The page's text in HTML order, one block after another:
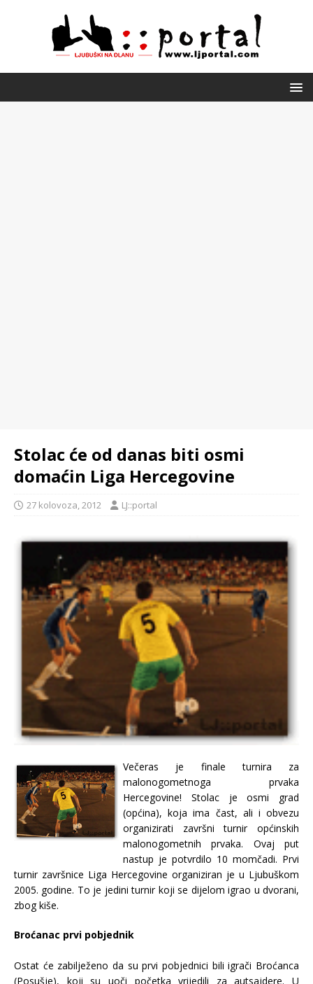
Stolac će od danas biti osmi
domaćin Liga Hercegovine
27 kolovoza, 2012 LJ::portal
Večeras je finale turnira za
malonogometnoga prvaka
Hercegovine! Stolac je osmi grad
(općina), koja ima čast, ali i obvezu
organizirati završni turnir općinskih
malonogometnih prvaka. Ovaj put
nastup je potvrdilo 10 momčadi. Prvi
turnir završnice Liga Hercegovine organiziran je u Ljubuškom
2005. godine. To je jedini turnir koji se dijelom igrao u dvorani,
zbog kiše.
Broćanac prvi pobjednik
Ostat će zabilježeno da su prvi pobjednici bili igrači Broćanca
(Posušje), koji su uoči početka vrijedili za autsajdere. U